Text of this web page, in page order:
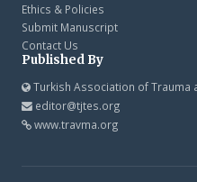
Ethics & Policies
Submit Manuscript
Contact Us
Published By
Turkish Association of Trauma
editor@tjtes.org
www.travma.org